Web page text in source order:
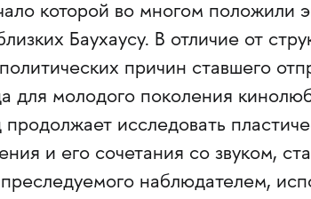
которой во многом положили
Баухаусу. В отличие от
причин ставшего
для молодого поколения
продолжает исследовать
и его сочетания со звуком,
наблюдателем,